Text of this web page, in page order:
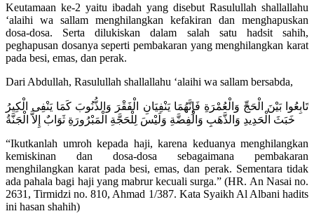
Keutamaan ke-2 yaitu ibadah yang disebut Rasulullah shallallahu
‘alaihi wa sallam menghilangkan kefakiran dan menghapuskan
dosa-dosa. Serta dilukiskan dalam salah satu hadsit sahih,
peghapusan dosanya seperti pembakaran yang menghilangkan karat
pada besi, emas, dan perak.
Dari Abdullah, Rasulullah shallallahu ‘alaihi wa sallam bersabda,
تَابِعُوا بَيْنَ الْحَجِّ وَالْعُمْرَةِ فَإِنَّهُمَا يَنْفِيَانِ الْفَقْرَ وَالذُّنُوبَ كَمَا يَنْفِى الْكِيرُ
خَبَثَ الْحَدِيدِ وَالذَّهَبِ وَالْفِضَّةِ وَلَيْسَ لِلْحَجَّةِ الْمَبْرُورَةِ ثَوَابٌ إِلاَّ الْجَنَّةُ
“Ikutkanlah umroh kepada haji, karena keduanya menghilangkan
kemiskinan dan dosa-dosa sebagaimana pembakaran
menghilangkan karat pada besi, emas, dan perak. Sementara tidak
ada pahala bagi haji yang mabrur kecuali surga.” (HR. An Nasai no.
2631, Tirmidzi no. 810, Ahmad 1/387. Kata Syaikh Al Albani hadits
ini hasan shahih)